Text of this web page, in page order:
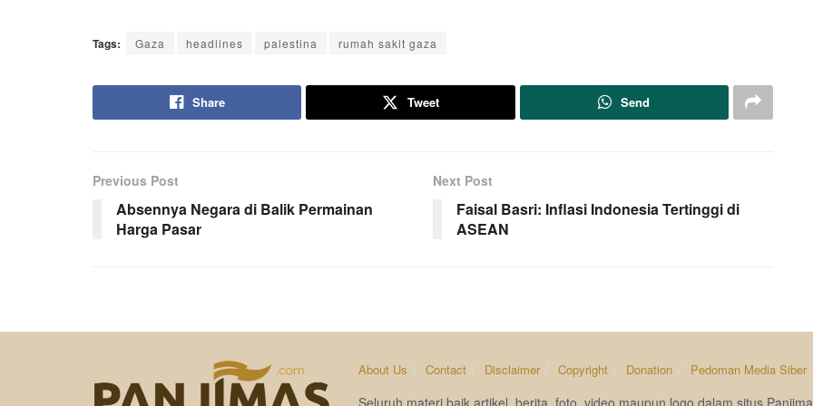
Tags: Gaza headlines palestina rumah sakit gaza
Share Tweet Send
Previous Post
Absennya Negara di Balik Permainan
Harga Pasar
Next Post
Faisal Basri: Inflasi Indonesia Tertinggi di
ASEAN
About Us Contact Disclaimer Copyright Donation Pedoman Media Siber
Seluruh materi baik artikel, berita, foto, video maupun logo dalam situs